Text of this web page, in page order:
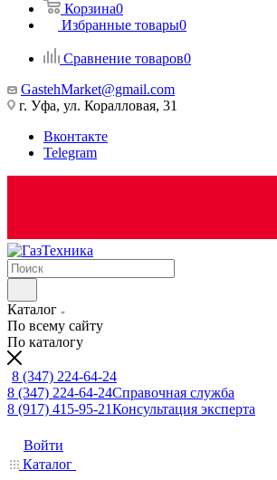
Корзина0
Избранные товары0
Сравнение товаров0
GastehMarket@gmail.com
г. Уфа, ул. Коралловая, 31
Вконтакте
Telegram
Каталог
По всему сайту
По каталогу
8 (347) 224-64-24
8 (347) 224-64-24Справочная служба
8 (917) 415-95-21Консультация эксперта
Войти
Каталог